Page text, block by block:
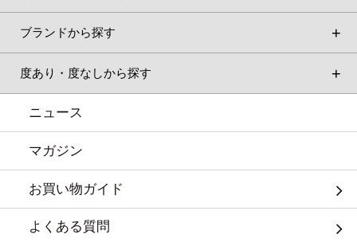
ブランドから探す
度あり・度なしから探す
ニュース
マガジン
お買い物ガイド
よくある質問